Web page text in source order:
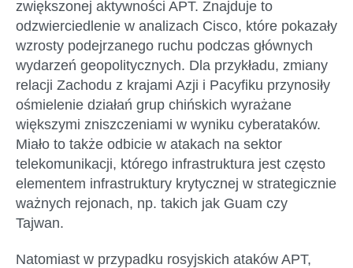
zwiększonej aktywności APT. Znajduje to
odzwierciedlenie w analizach Cisco, które pokazały
wzrosty podejrzanego ruchu podczas głównych
wydarzeń geopolitycznych. Dla przykładu, zmiany
relacji Zachodu z krajami Azji i Pacyfiku przynosiły
ośmielenie działań grup chińskich wyrażane
większymi zniszczeniami w wyniku cyberataków.
Miało to także odbicie w atakach na sektor
telekomunikacji, którego infrastruktura jest często
elementem infrastruktury krytycznej w strategicznie
ważnych rejonach, np. takich jak Guam czy
Tajwan.
Natomiast w przypadku rosyjskich ataków APT,